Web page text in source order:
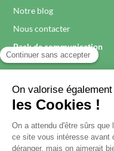
Notre blog
Nous contacter
Pack de communication
Légal
Mentions légales
Politique de confidentialité